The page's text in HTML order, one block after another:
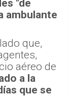
"de
ambulante
que,
aéreo de
a la
que se